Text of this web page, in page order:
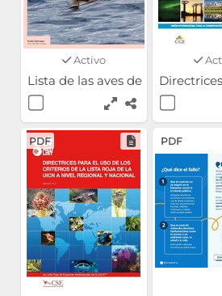
Activo
Lista de las aves de la
PDF PDF